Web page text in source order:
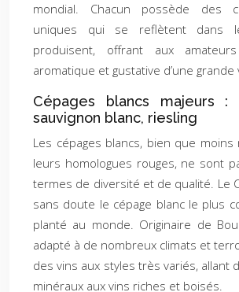
mondial. Chacun possède des
uniques qui se reflètent dans
produisent, offrant aux
aromatique et gustative d’une grande
Cépages blancs majeurs :
sauvignon blanc, riesling
Les cépages blancs, bien que
leurs homologues rouges, ne sont
termes de diversité et de qualité. Le
sans doute le cépage blanc le plus
planté au monde. Originaire de
adapté à de nombreux climats et
des vins aux styles très variés, allant
minéraux aux vins riches et boisés.